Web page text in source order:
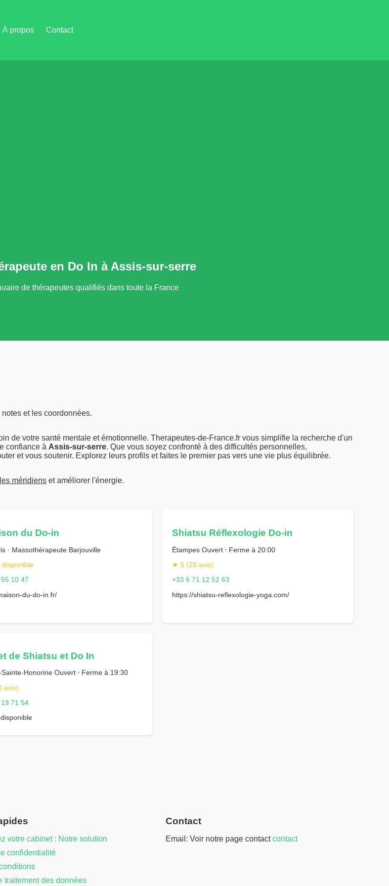
À propos Contact
en Do In à Assis-sur-serre
de thérapeutes qualifiés dans toute la France
et les coordonnées.
de votre santé mentale et émotionnelle. Therapeutes-de-France.fr vous simplifie la recherche d'un
confiance à Assis-sur-serre. Que vous soyez confronté à des difficultés personnelles,
et vous soutenir. Explorez leurs profils et faites le premier pas vers une vie plus équilibrée.
méridiens et améliorer l'énergie.
du Do-in
· Massothérapeute Barjouville
disponible
10 47
du-do-in.fr/
Shiatsu Réflexologie Do-in
Étampes Ouvert ⋅ Ferme à 20:00
★ 5 (28 avis)
+33 6 71 12 52 63
https://shiatsu-reflexologie-yoga.com/
de Shiatsu et Do In
Honorine Ouvert ⋅ Ferme à 19:30
avis)
71 54
votre cabinet : Notre solution
confidentialité
traitement des données
Contact
Email: Voir notre page contactcontact